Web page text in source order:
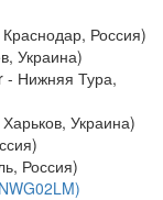
Россия)
Украина)
- Нижняя Тура,
Украина)
Россия)